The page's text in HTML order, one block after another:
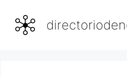
contenido